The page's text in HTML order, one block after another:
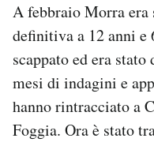
Notifiche mobile
Regala il Post
Hai bisogno di aiuto?
A febbraio Morra era
definitiva a 12 anni e
scappato ed era
mesi di indagini e
hanno rintracciato a
Foggia. Ora è stato